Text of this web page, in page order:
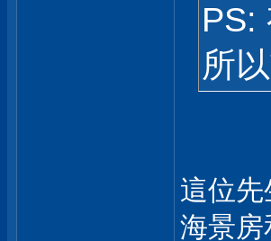
PS:
所
這位
海景